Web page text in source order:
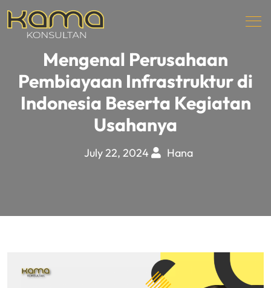
Mengenal Perusahaan
Pembiayaan Infrastruktur di
Indonesia Beserta Kegiatan
Usahanya
July 22, 2024 Hana